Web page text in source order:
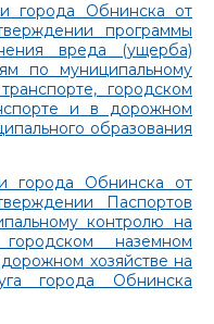
города Обнинска от
программы
вреда (ущерба)
по муниципальному
городском
и в дорожном
образования
города Обнинска от
Паспортов
контролю на
городском наземном
хозяйстве на
города Обнинска